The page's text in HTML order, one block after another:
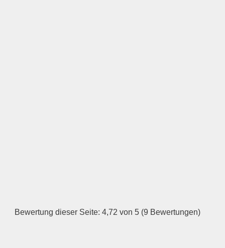
—
Bewertung dieser Seite: 4,72 von 5 (9 Bewertungen)